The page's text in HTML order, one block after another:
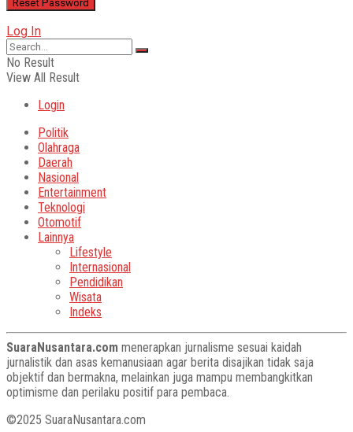
Log In
No Result
View All Result
Login
Politik
Olahraga
Daerah
Nasional
Entertainment
Teknologi
Otomotif
Lainnya
Lifestyle
Internasional
Pendidikan
Wisata
Indeks
SuaraNusantara.com menerapkan jurnalisme sesuai kaidah
jurnalistik dan asas kemanusiaan agar berita disajikan tidak saja
objektif dan bermakna, melainkan juga mampu membangkitkan
optimisme dan perilaku positif para pembaca.
©2025 SuaraNusantara.com